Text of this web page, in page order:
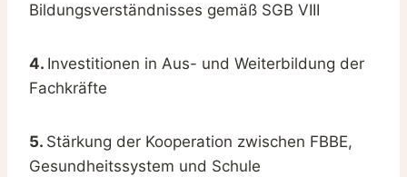
Bildungsverständnisses gemäß SGB VIII
4. Investitionen in Aus- und Weiterbildung der
Fachkräfte
5. Stärkung der Kooperation zwischen FBBE,
Gesundheitssystem und Schule